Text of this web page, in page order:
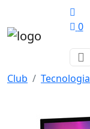
0
Club Tecnologia